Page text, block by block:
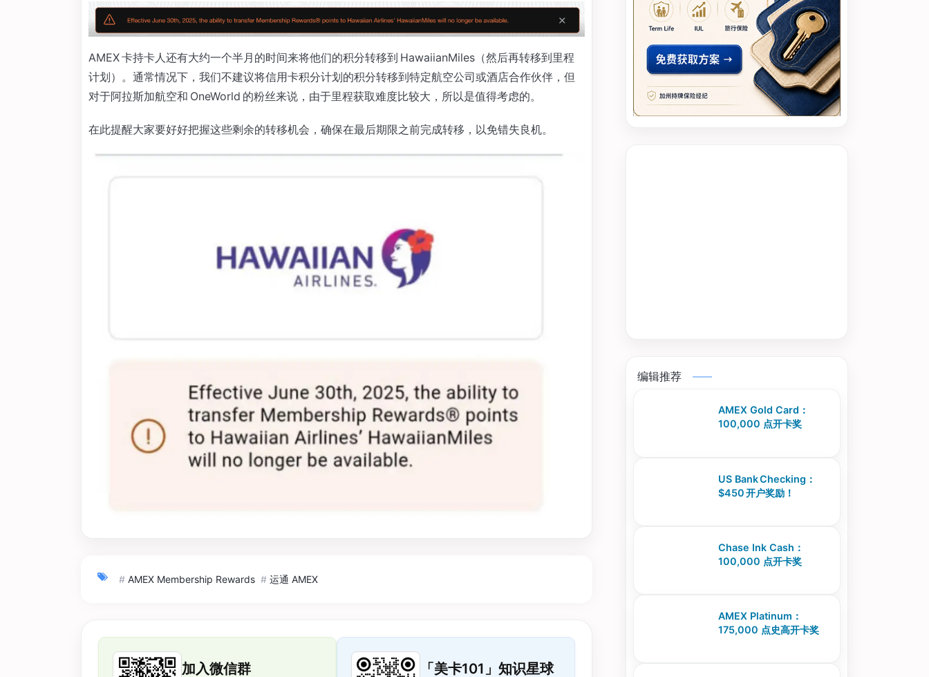
AMEX 卡持卡人还有大约一个半月的时间来将他们的积分转移到 HawaiianMiles（然后再转移到里程
计划）。通常情况下，我们不建议将信用卡积分计划的积分转移到特定航空公司或酒店合作伙伴，但
对于阿拉斯加航空和 OneWorld 的粉丝来说，由于里程获取难度比较大，所以是值得考虑的。
在此提醒大家要好好把握这些剩余的转移机会，确保在最后期限之前完成转移，以免错失良机。
# AMEX Membership Rewards # 运通 AMEX
加入微信群 「美卡101」知识星球
编辑推荐
AMEX Gold Card：
100,000 点开卡奖
US Bank Checking：
$450 开户奖励！
Chase Ink Cash：
100,000 点开卡奖
AMEX Platinum：
175,000 点史高开卡奖